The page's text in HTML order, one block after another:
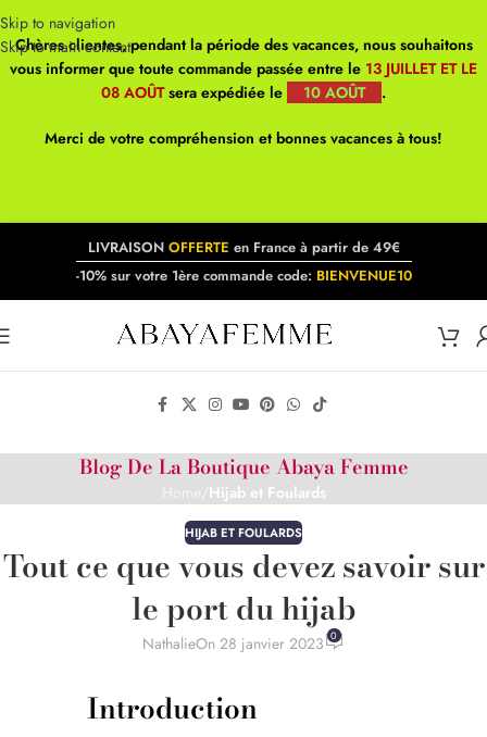
Skip to navigation
Skip to main content
Chères clientes, pendant la période des vacances, nous souhaitons
vous informer que toute commande passée entre le 13 JUILLET ET LE
08 AOÛTsera expédiée le 10 AOÛT .
Merci de votre compréhension et bonnes vacances à tous!
LIVRAISON OFFERTE en France à partir de 49€
-10% sur votre 1ère commande code: BIENVENUE10
Blog De La Boutique Abaya Femme
Hijab et Foulards
HIJAB ET FOULARDS
Tout ce que vous devez savoir sur
le port du hijab
NathalieOn 28 janvier 2023 0
Introduction